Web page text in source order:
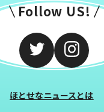
Follow US!
ほとせなニュースとは